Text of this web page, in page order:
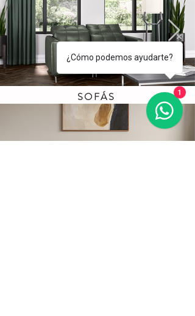
SOFÁS
¿Cómo podemos ayudarte?
1